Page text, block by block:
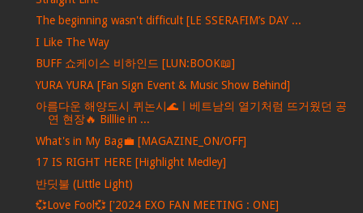
The beginning wasn't difficult [LE SSERAFIM’s DAY ...
I Like The Way
BUFF 쇼케이스 비하인드 [LUN:BOOK📖]
YURA YURA [Fan Sign Event & Music Show Behind]
아름다운 해양도시 퀴논시🌊ㅣ베트남의 열기처럼 뜨거웠던 공
연 현장🔥 Billlie in ...
What's in My Bag💼 [MAGAZINE_ON/OFF]
17 IS RIGHT HERE [Highlight Medley]
반딧불 (Little Light)
💞Love Fool💞 ['2024 EXO FAN MEETING : ONE]